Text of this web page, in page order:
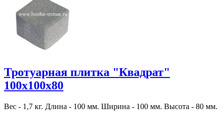
Тротуарная плитка "Квадрат"
100х100х80
Вес - 1,7 кг. Длина - 100 мм. Ширина - 100 мм. Высота - 80 мм.